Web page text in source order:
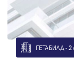
ГЕТАБИЛД - 2